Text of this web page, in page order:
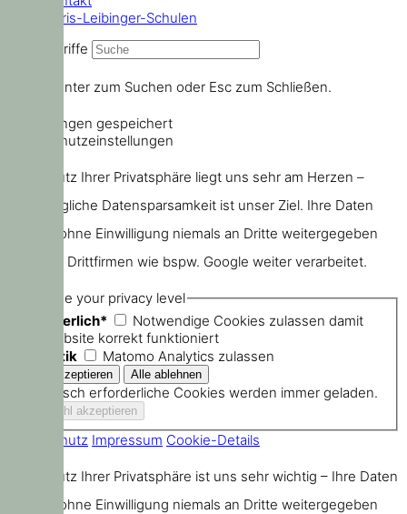
Doris-Leibinger-Schulen
Suchbegriffe
Drücke Enter zum Suchen oder Esc zum Schließen.
Einstellungen gespeichert
Datenschutzeinstellungen
Der Schutz Ihrer Privatsphäre liegt uns sehr am Herzen –
größtmögliche Datensparsamkeit ist unser Ziel. Ihre Daten
werden ohne Einwilligung niemals an Dritte weitergegeben
oder von Drittfirmen wie bspw. Google weiter verarbeitet.
Choose your privacy level
Erforderlich*
Notwendige Cookies zulassen damit
die Website korrekt funktioniert
Statistik
Matomo Analytics zulassen
Technisch erforderliche Cookies werden immer geladen.
Datenschutz Impressum Cookie-Details
Der Schutz Ihrer Privatsphäre ist uns sehr wichtig – Ihre Daten
werden ohne Einwilligung niemals an Dritte weitergegeben